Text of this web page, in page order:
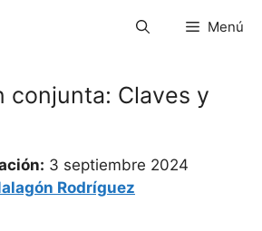
Menú
conjunta: Claves y
3 septiembre 2024
Rodríguez